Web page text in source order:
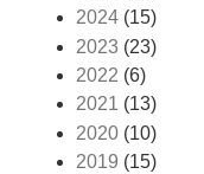
2024 (15)
2023 (23)
2022 (6)
2021 (13)
2020 (10)
2019 (15)